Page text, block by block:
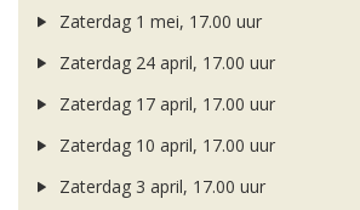
Zaterdag 1 mei, 17.00 uur
Zaterdag 24 april, 17.00 uur
Zaterdag 17 april, 17.00 uur
Zaterdag 10 april, 17.00 uur
Zaterdag 3 april, 17.00 uur